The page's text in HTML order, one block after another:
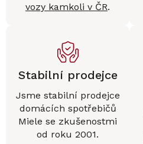
vozy kamkoli v ČR.
Stabilní prodejce
Jsme stabilní prodejce
domácích spotřebičů
Miele se zkušenostmi
od roku 2001.